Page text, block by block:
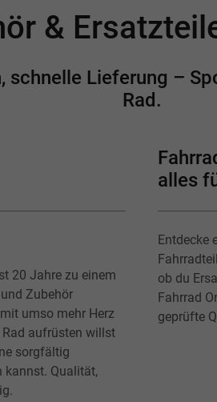
&
schnelle Lieferung –
Rad.
20 Jahre zu einem
Zubehör
umso mehr Herz
Rad aufrüsten willst
sorgfältig
kannst. Qualität,
alles
Entdecke
ob du
Fahrrad
geprüfte